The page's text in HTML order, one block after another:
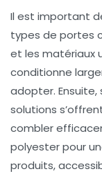
Il est important
types de portes
et les matériaux
conditionne
adopter.
solutions
combler
polyester pour
produits,